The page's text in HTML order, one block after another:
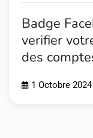
Badge
verifier
des
1 Octobre 2024